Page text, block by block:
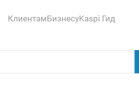
КлиентамБизнесуKaspi Гид